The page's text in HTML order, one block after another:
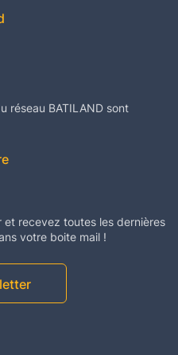
réseau BATILAND sont
recevez toutes les dernières
votre boite mail !